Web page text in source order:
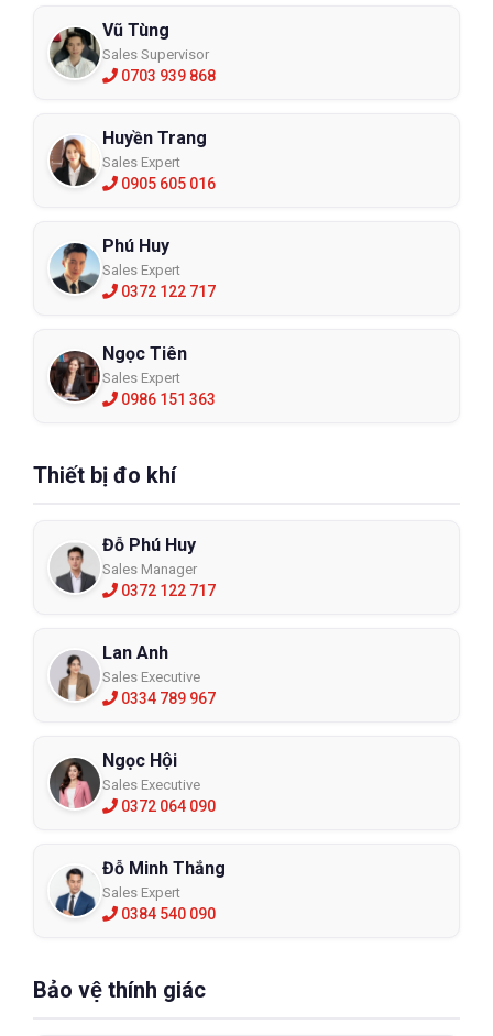
Vũ Tùng
Sales Supervisor
0703 939 868
Huyền Trang
Sales Expert
0905 605 016
Phú Huy
Sales Expert
0372 122 717
Ngọc Tiên
Sales Expert
0986 151 363
Thiết bị đo khí
Đỗ Phú Huy
Sales Manager
0372 122 717
Lan Anh
Sales Executive
0334 789 967
Ngọc Hội
Sales Executive
0372 064 090
Đỗ Minh Thắng
Sales Expert
0384 540 090
Bảo vệ thính giác